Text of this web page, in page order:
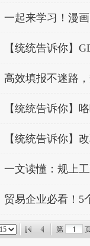
一起来学习！漫
【统统告诉你】
高效填报不迷路
【统统告诉你】
【统统告诉你】
一文读懂：规上
贸易企业必看！5
第